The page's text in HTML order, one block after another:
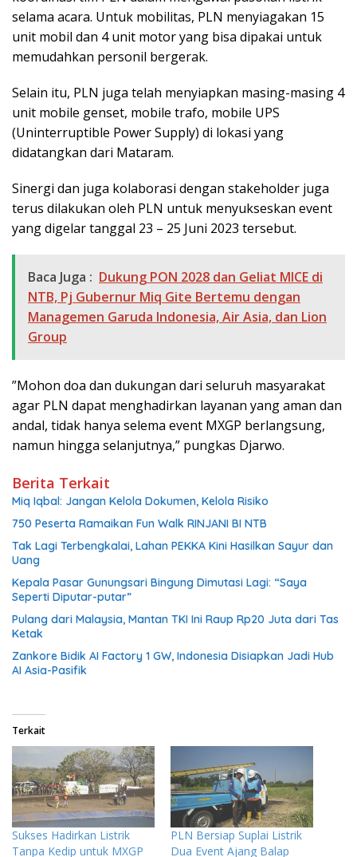
selama acara. Untuk mobilitas, PLN menyiagakan 15
unit mobil dan 4 unit motor yang bisa dipakai untuk
memudahkan personil bergerak.
Selain itu, PLN juga telah menyiapkan masing-masing 4
unit mobile genset, mobile trafo, mobile UPS
(Uninterruptible Power Supply) di lokasi yang
didatangkan dari Mataram.
Sinergi dan juga kolaborasi dengan stakeholder juga
terus dilakukan oleh PLN untuk menyukseskan event
yang digelar tanggal 23 – 25 Juni 2023 tersebut.
Baca Juga : Dukung PON 2028 dan Geliat MICE di
NTB, Pj Gubernur Miq Gite Bertemu dengan
Managemen Garuda Indonesia, Air Asia, dan Lion
Group
”Mohon doa dan dukungan dari seluruh masyarakat
agar PLN dapat menghadirkan layanan yang aman dan
andal, tidak hanya selema event MXGP berlangsung,
namun hingga selanjutnya,” pungkas Djarwo.
Berita Terkait
Miq Iqbal: Jangan Kelola Dokumen, Kelola Risiko
750 Peserta Ramaikan Fun Walk RINJANI BI NTB
Tak Lagi Terbengkalai, Lahan PEKKA Kini Hasilkan Sayur dan
Uang
Kepala Pasar Gunungsari Bingung Dimutasi Lagi: “Saya
Seperti Diputar-putar”
Pulang dari Malaysia, Mantan TKI Ini Raup Rp20 Juta dari Tas
Ketak
Zankore Bidik AI Factory 1 GW, Indonesia Disiapkan Jadi Hub
AI Asia-Pasifik
Terkait
Sukses Hadirkan Listrik
Tanpa Kedip untuk MXGP
PLN Bersiap Suplai Listrik
Dua Event Ajang Balap